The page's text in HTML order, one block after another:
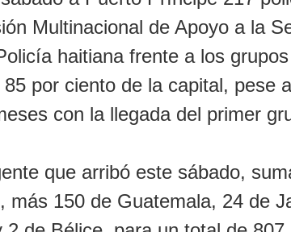
Multinacional de Apoyo a la
haitiana frente a los
por ciento de la capital, pese
con la llegada del primer
que arribó este sábado,
más 150 de Guatemala, 24 de